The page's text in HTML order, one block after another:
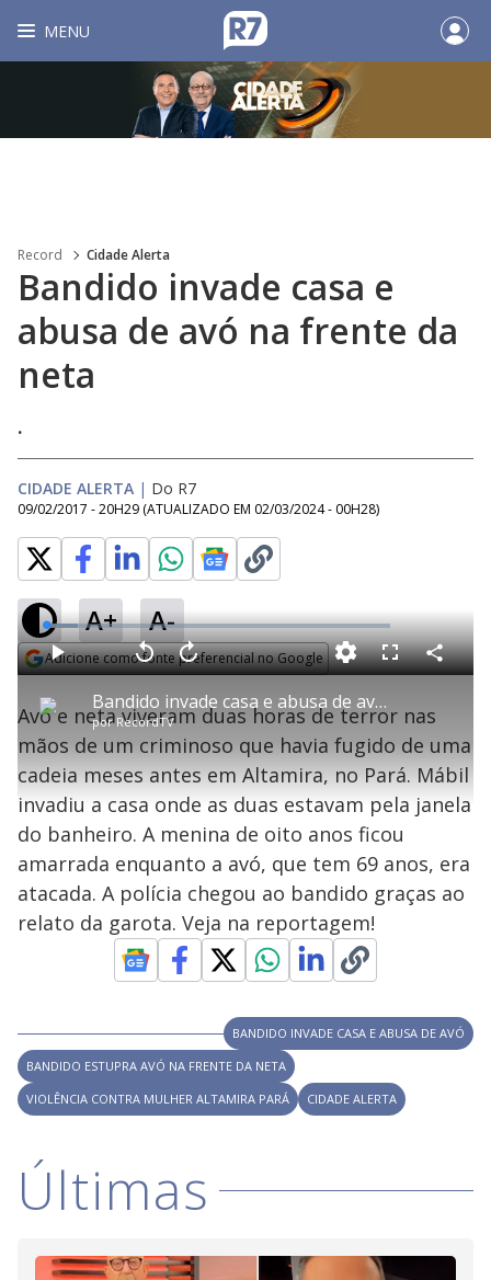
MENU
Record Cidade Alerta
Bandido invade casa e
abusa de avó na frente da
neta
.
CIDADE ALERTA | Do R7
09/02/2017 - 20H29 (ATUALIZADO EM 02/03/2024 - 00H28)
A+ A-
Adicione como fonte preferencial no Google
P
l
a
y
V
i
d
e
o
Bandido invade casa e abusa de avó na frente da neta
porRecordTV
P V
l
t
a
r
0
n
d
o
s
A
n
ç
a
r
s
e
u
n
o
s
M
u
L
o
a
d
e
.
1
8
%
F
s
c
e
n
C
o
a
r
l
h
a
Avó e neta viveram duas horas de terror nas
mãos de um criminoso que havia fugido de uma
cadeia meses antes em Altamira, no Pará. Mábil
invadiu a casa onde as duas estavam pela janela
do banheiro. A menina de oito anos ficou
amarrada enquanto a avó, que tem 69 anos, era
atacada. A polícia chegou ao bandido graças ao
relato da garota. Veja na reportagem!
BANDIDO INVADE CASA E ABUSA DE AVÓ
BANDIDO ESTUPRA AVÓ NA FRENTE DA NETA
VIOLÊNCIA CONTRA MULHER ALTAMIRA PARÁ
CIDADE ALERTA
Últimas